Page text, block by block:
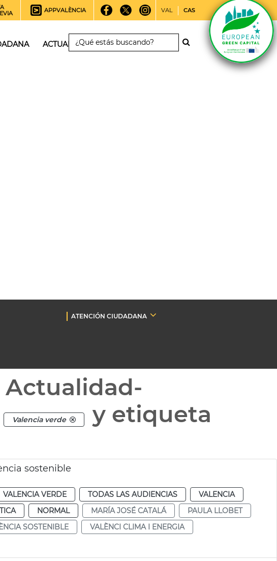
APPVALÈNCIA VAL CAS
ACTUALIDAD
ATENCIÓN CIUDADANA
Valencia verde y etiqueta
sostenible
VALENCIA VERDE TODAS LAS AUDIENCIAS
VALENCIA
NORMAL MARÍA JOSÉ CATALÁ
PAULA LLOBET
SOSTENIBLE
VALÈNCI CLIMA I ENERGIA